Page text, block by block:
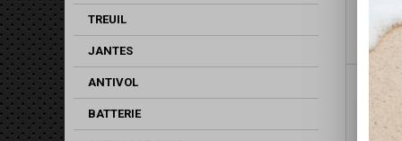
TREUIL
JANTES
ANTIVOL
BATTERIE
